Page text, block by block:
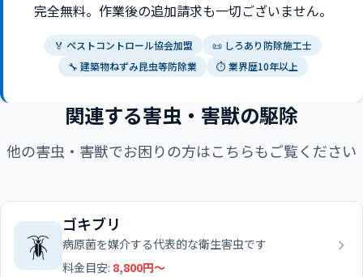
完全無料。作業後の追加請求も一切ございません。
🏅 ペストコントロール協会加盟
📜 しろあり防除施工士
🔧 建築物ねずみ昆虫等防除業
⏱ 業界歴10年以上
関連する害虫・害獣の駆除
他の害虫・害獣でお困りの方はこちらもご覧ください
🪳
ゴキブリ
病原菌を媒介する代表的な衛生害虫です
料金目安: 8,800円〜